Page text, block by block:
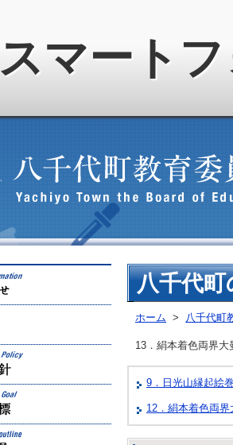
スマート
お知らせ
教育方針
八千代町
ホーム > 八千代町
13．絹本着色両界大
9．日光山縁起絵
12．絹本着色両